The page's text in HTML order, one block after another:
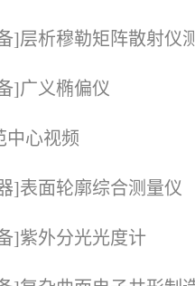
]层析穆勒矩阵散射仪
]广义椭偏仪
中心视频
]表面轮廓综合测量仪
]紫外分光光度计